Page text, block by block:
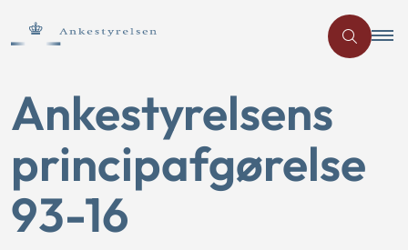
Ankestyrelsens
principafgørelse
93-16